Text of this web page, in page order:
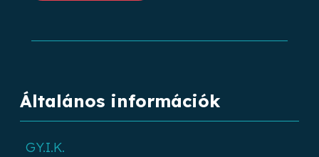
Általános információk
GY.I.K.